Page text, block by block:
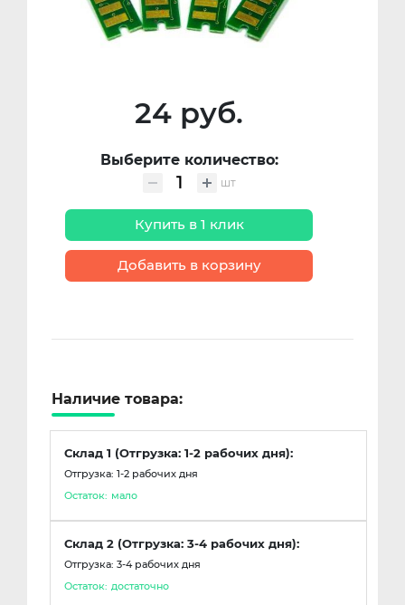
24 руб.
Выберите количество:
шт
Купить в 1 клик
Добавить в корзину
Наличие товара:
Склад 1 (Отгрузка: 1-2 рабочих дня):
Отгрузка: 1-2 рабочих дня
Остаток: мало
Склад 2 (Отгрузка: 3-4 рабочих дня):
Отгрузка: 3-4 рабочих дня
Остаток: достаточно